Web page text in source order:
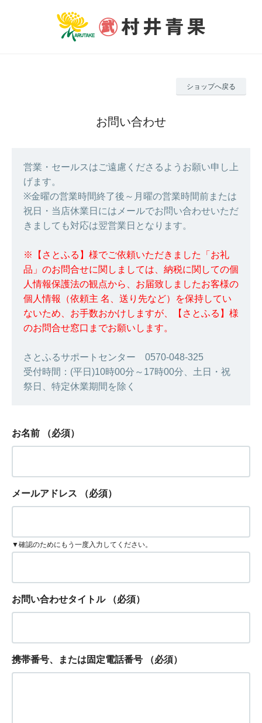
ショップへ戻る
お問い合わせ
営業・セールスはご遠慮くださるようお願い申し上
げます。
※金曜の営業時間終了後～月曜の営業時間前または
祝日・当店休業日にはメールでお問い合わせいただ
きましても対応は翌営業日となります。
※【さとふる】様でご依頼いただきました「お礼
品」のお問合せに関しましては、納税に関しての個
人情報保護法の観点から、お届致しましたお客様の
個人情報（依頼主 名、送り先など）を保持してい
ないため、お手数おかけしますが、【さとふる】様
のお問合せ窓口までお願いします。
さとふるサポートセンター 0570-048-325
受付時間：(平日)10時00分～17時00分、土日・祝
祭日、特定休業期間を除く
お名前 （必須）
メールアドレス （必須）
▼確認のためにもう一度入力してください。
お問い合わせタイトル （必須）
携帯番号、または固定電話番号 （必須）